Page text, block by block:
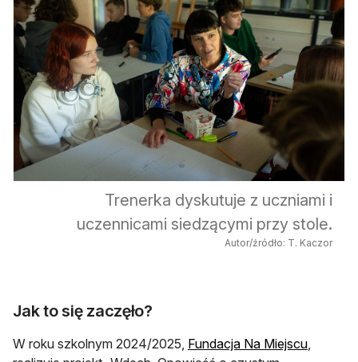
Trenerka dyskutuje z uczniami i
uczennicami siedzącymi przy stole.
Autor/źródło: T. Kaczor
Jak to się zaczęło?
W roku szkolnym 2024/2025, Fundacja Na Miejscuotwiera
,